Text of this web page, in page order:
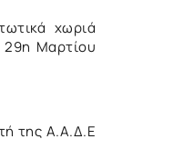
χωριά
29η Μαρτίου
της Α.Α.Δ.Ε